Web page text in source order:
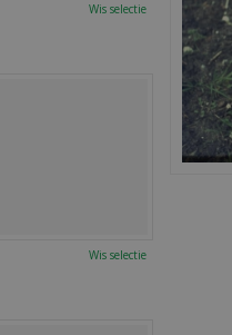
Wis selectie
Wis selectie